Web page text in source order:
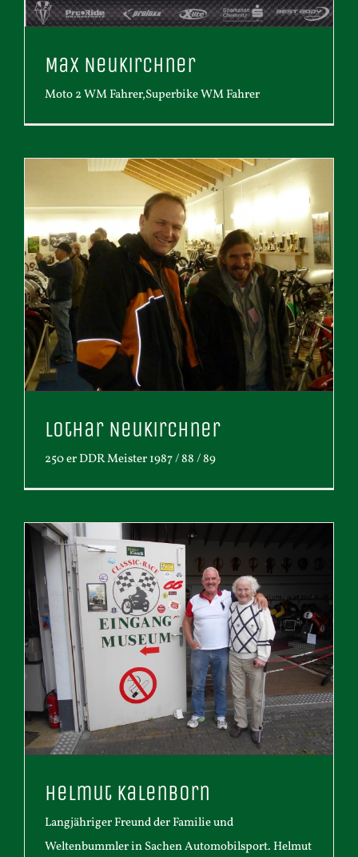
Max Neukirchner
Moto 2 WM Fahrer,Superbike WM Fahrer
Lothar Neukirchner
250 er DDR Meister 1987 / 88 / 89
Helmut Kalenborn
Langjähriger Freund der Familie und
Weltenbummler in Sachen Automobilsport. Helmut